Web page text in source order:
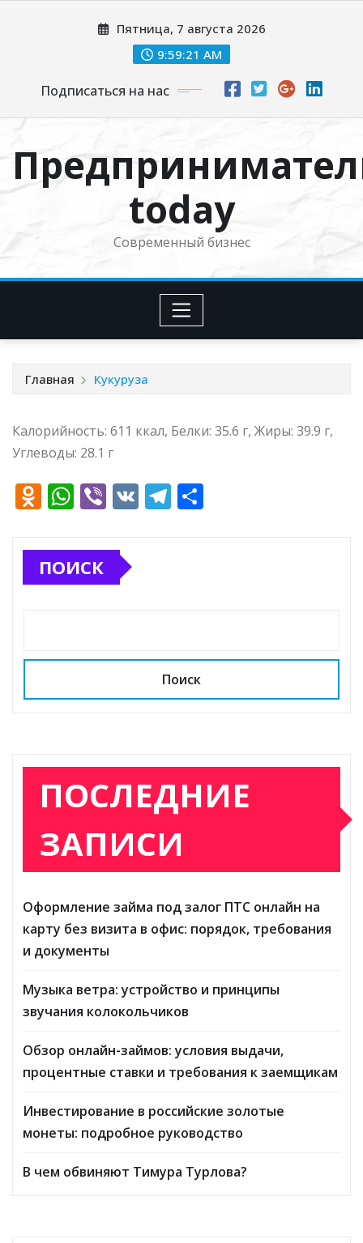
Пятница, 7 августа 2026
9:59:22 AM
Подписаться на нас
today
Современный бизнес
Главная Кукуруза
Калорийность: 611 ккал, Белки: 35.6 г, Жиры: 39.9 г,
Углеводы: 28.1 г
O
n
o
ss
ki
W
at
s
p
Vi
e
V T
и
ь
ПОИСК
Поиск
ПОСЛЕДНИЕ
ЗАПИСИ
Оформление займа под залог ПТС онлайн на
карту без визита в офис: порядок, требования
и документы
Музыка ветра: устройство и принципы
звучания колокольчиков
Обзор онлайн-займов: условия выдачи,
процентные ставки и требования к заемщикам
Инвестирование в российские золотые
монеты: подробное руководство
В чем обвиняют Тимура Турлова?